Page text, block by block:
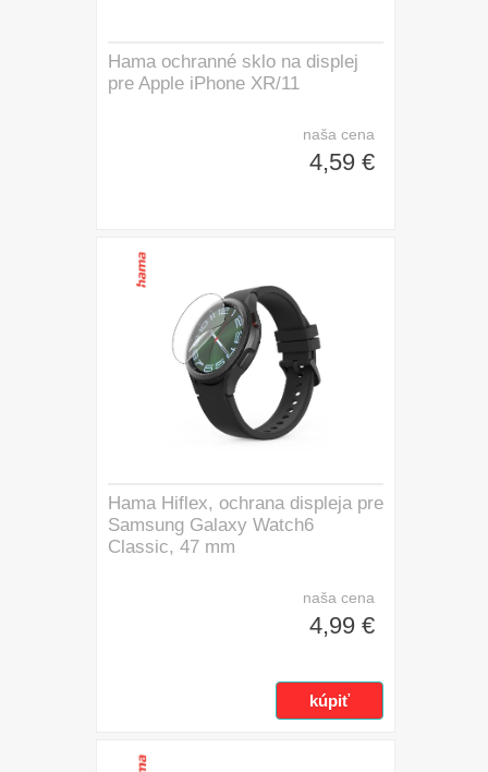
Hama ochranné sklo na displej
pre Apple iPhone XR/11
naša cena
4,59 €
Hama Hiflex, ochrana displeja pre
Samsung Galaxy Watch6
Classic, 47 mm
naša cena
4,99 €